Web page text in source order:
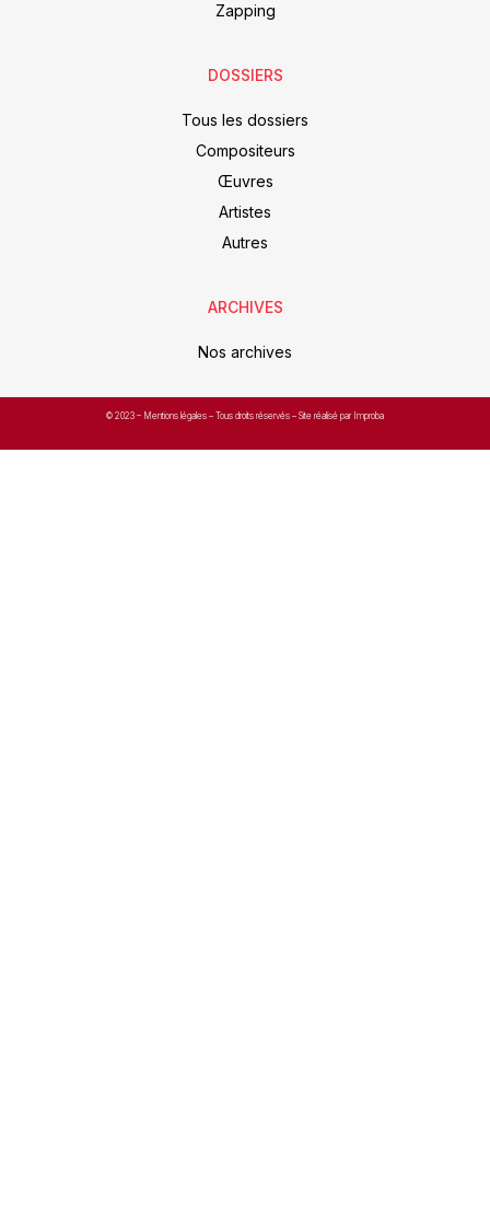
Zapping
DOSSIERS
Tous les dossiers
Compositeurs
Œuvres
Artistes
Autres
ARCHIVES
Nos archives
© 2023 – Mentions légales – Tous droits réservés – Site réalisé par Improba